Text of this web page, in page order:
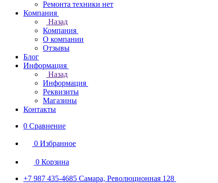
Ремонта техники нет
Компания
Назад
Компания
О компании
Отзывы
Блог
Информация
Назад
Информация
Реквизиты
Магазины
Контакты
0 Сравнение
0 Избранное
0 Корзина
+7 987 435-4685 Самара, Революционная 128